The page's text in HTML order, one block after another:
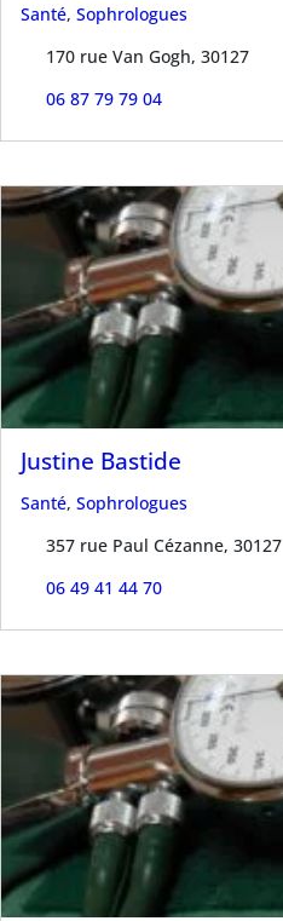
Santé, Sophrologues
170 rue Van Gogh, 30127
06 87 79 79 04
Justine Bastide
Santé, Sophrologues
357 rue Paul Cézanne, 30127
06 49 41 44 70